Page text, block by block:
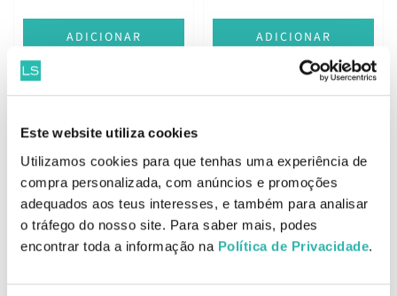
Este website utiliza cookies
Utilizamos cookies para que tenhas uma experiência de
compra personalizada, com anúncios e promoções
adequados aos teus interesses, e também para analisar
o tráfego do nosso site. Para saber mais, podes
encontrar toda a informação na Política de Privacidade.
ADICIONAR ADICIONAR
OPI xPRESS/ON Unhas
Postiças Strawberry
Margarita
€18.71 22.82
PVPR
ADICIONAR
OPI xPRESS/ON Unhas
Postiças Break the Gold
€22.03 €26.87
PVPR
ADICIONAR